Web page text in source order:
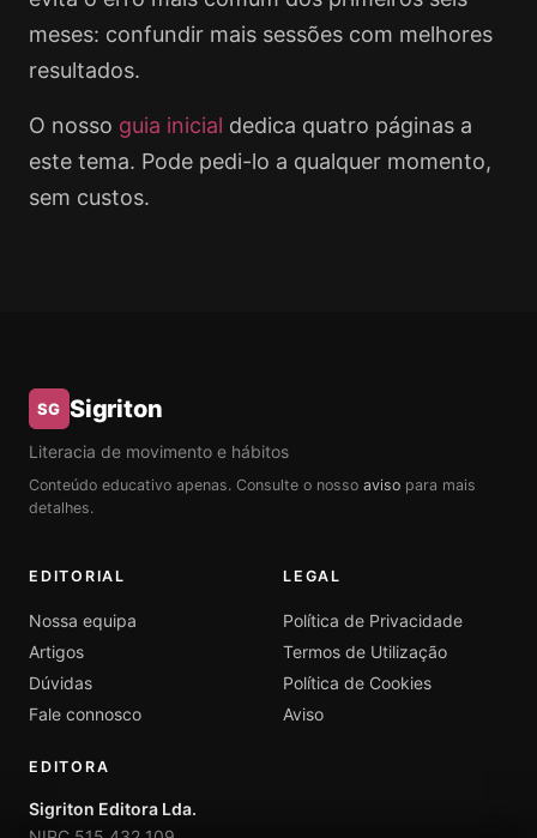
meses: confundir mais sessões com melhores
resultados.
O nosso guia inicial dedica quatro páginas a
este tema. Pode pedi-lo a qualquer momento,
sem custos.
SG Sigriton
Literacia de movimento e hábitos
Conteúdo educativo apenas. Consulte o nosso aviso para mais
detalhes.
EDITORIAL
Nossa equipa
Artigos
Dúvidas
Fale connosco
LEGAL
Política de Privacidade
Termos de Utilização
Política de Cookies
Aviso
EDITORA
Sigriton Editora Lda.